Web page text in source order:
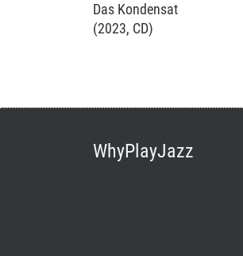
Das Kondensat
(2023, CD)
WhyPlayJazz